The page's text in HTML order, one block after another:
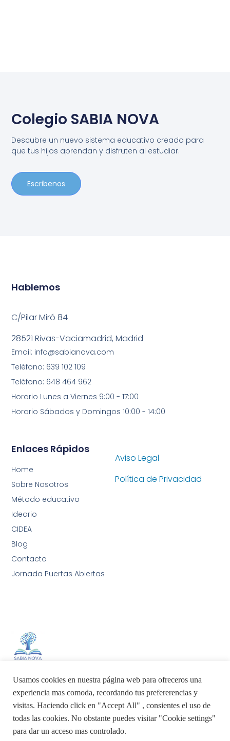
Colegio SABIA NOVA
Descubre un nuevo sistema educativo creado para
que tus hijos aprendan y disfruten al estudiar.
Escribenos
Aviso Legal
Política de Privacidad
Enlaces Rápidos
Home
Sobre Nosotros
Método educativo
Ideario
CIDEA
Blog
Contacto
Jornada Puertas Abiertas
Hablemos
C/Pilar Miró 84
28521 Rivas-Vaciamadrid, Madrid
Email: info@sabianova.com
Teléfono: 639 102 109
Teléfono: 648 464 962
Horario Lunes a Viernes 9:00 - 17:00
Horario Sábados y Domingos 10:00 - 14:00
Usamos cookies en nuestra página web para ofreceros una
experiencia mas comoda, recordando tus prefererencias y
visitas. Haciendo click en "Accept All" , consientes el uso de
todas las cookies. No obstante puedes visitar "Cookie settings"
para dar un acceso mas controlado.